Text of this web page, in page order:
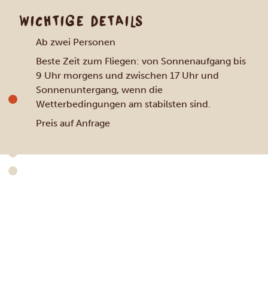
WICHTIGE DETAILS
Ab zwei Personen
Beste Zeit zum Fliegen: von Sonnenaufgang bis
9 Uhr morgens und zwischen 17 Uhr und
Sonnenuntergang, wenn die
Wetterbedingungen am stabilsten sind.
Preis auf Anfrage